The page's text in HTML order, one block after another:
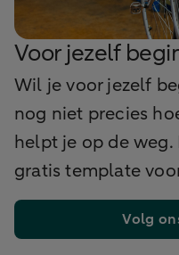
Voor jezelf
Wil je voor jezelf
nog niet precies
helpt je op de
gratis template
Volg